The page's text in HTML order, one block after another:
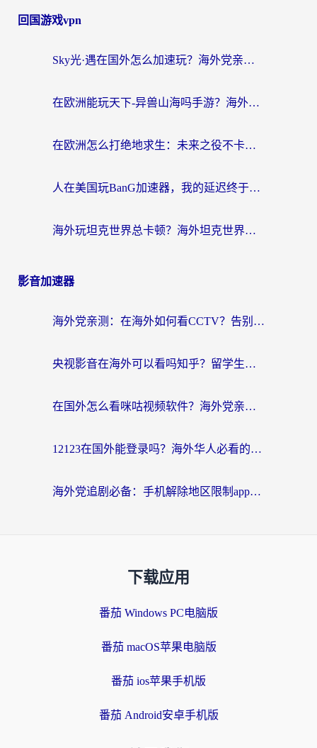
回国游戏vpn
Sky光·遇在国外怎么加速玩？海外党亲测有效的国服游戏加速指南
在欧洲能玩天下-异兽山海吗手游？海外玩家的加速器生存指南
在欧洲怎么打绝地求生：未来之役不卡？留学生亲测的加速器避坑指南
人在美国玩BanG加速器，我的延迟终于绿了
海外玩坦克世界总卡顿？海外坦克世界加速器有哪些？实测好用的选择在这里
影音加速器
海外党亲测：在海外如何看CCTV？告别“仅限大陆播放”的实用指南
央视影音在海外可以看吗知乎？留学生亲测：3步解决地域限制+追剧自由
在国外怎么看咪咕视频软件？海外党亲测有效的回国加速方案
12123在国外能登录吗？海外华人必看的回国加速实用指南
海外党追剧必备：手机解除地区限制app怎么选？解决央视视频&国内剧地区限制全指南
下载应用
番茄 Windows PC电脑版
番茄 macOS苹果电脑版
番茄 ios苹果手机版
番茄 Android安卓手机版